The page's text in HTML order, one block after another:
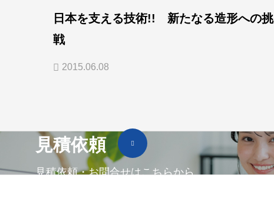
日本を支える技術!! 新たなる造形への挑
戦
2015.06.08
見積依頼
見積依頼・お問合せはこちらから